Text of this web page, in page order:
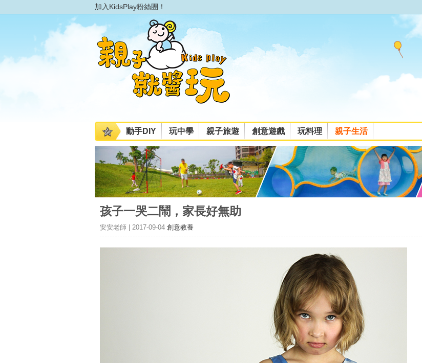
加入KidsPlay粉絲團！
動手DIY 玩中學 親子旅遊 創意遊戲 玩料理 親子生活
孩子一哭二鬧，家長好無助
安安老師 | 2017-09-04 創意教養